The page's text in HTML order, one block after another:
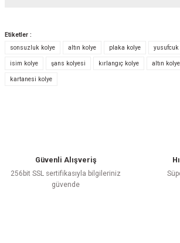
Bu ürüne ilk yorumu siz yapın!
Etiketler :
sonsuzluk kolye
altın kolye plaka kolye yusufcuk
isim kolye şans kolyesi kırlangıç kolye altın
kartanesi kolye
Güvenli Alışveriş
256bit SSL sertifikasıyla bilgileriniz
güvende